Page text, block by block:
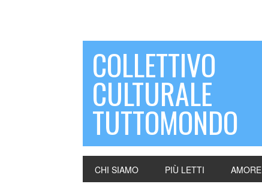
COLLETTIVO
CULTURALE
TUTTOMONDO
CHI SIAMO PIÙ LETTI AMORE